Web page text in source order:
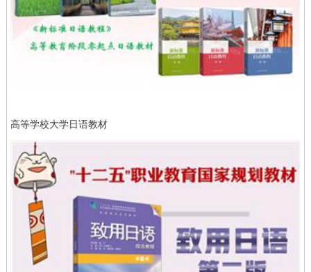
高等学校大学日语教材